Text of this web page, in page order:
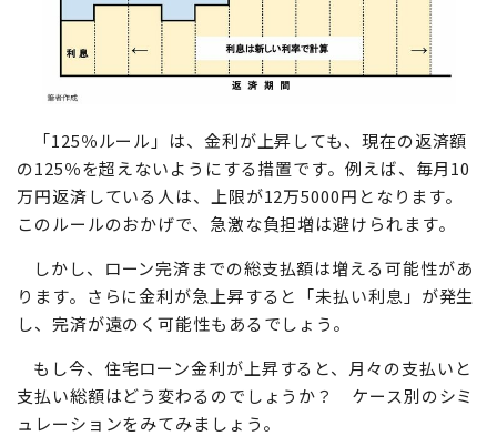
「125％ルール」は、金利が上昇しても、現在の返済額
の125％を超えないようにする措置です。例えば、毎月10
万円返済している人は、上限が12万5000円となります。
このルールのおかげで、急激な負担増は避けられます。
しかし、ローン完済までの総支払額は増える可能性があ
ります。さらに金利が急上昇すると「未払い利息」が発生
し、完済が遠のく可能性もあるでしょう。
もし今、住宅ローン金利が上昇すると、月々の支払いと
支払い総額はどう変わるのでしょうか？ ケース別のシミ
ュレーションをみてみましょう。